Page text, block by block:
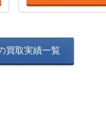
買取実績一覧